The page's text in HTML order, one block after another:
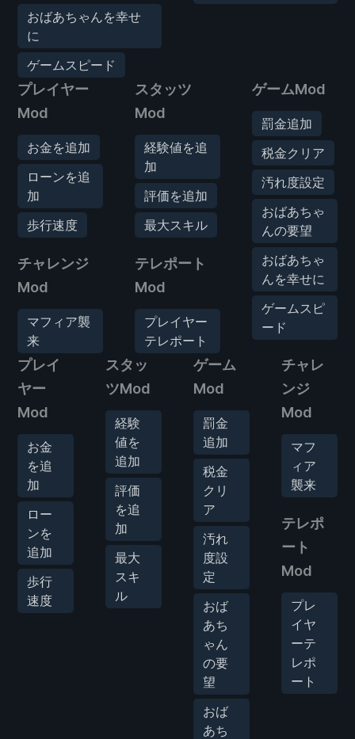
おばあちゃんを幸せ
に
ゲームスピード
プレイヤー
Mod
お金を追加
ローンを追
加
歩行速度
チャレンジ
Mod
マフィア襲
来
スタッツ
Mod
経験値を追
加
評価を追加
最大スキル
テレポート
Mod
プレイヤー
テレポート
ゲームMod
罰金追加
税金クリア
汚れ度設定
おばあちゃ
んの要望
おばあちゃ
んを幸せに
ゲームスピ
ード
プレイ
ヤー
Mod
お金
を追
加
ロー
ンを
追加
歩行
速度
スタッ
ツMod
経験
値を
追加
評価
を追
加
最大
スキ
ル
ゲーム
Mod
罰金
追加
税金
クリ
ア
汚れ
度設
定
おば
あち
ゃん
の要
望
おば
あち
チャレ
ンジ
Mod
マフ
ィア
襲来
テレポ
ート
Mod
プレ
イヤ
ーテ
レポ
ート